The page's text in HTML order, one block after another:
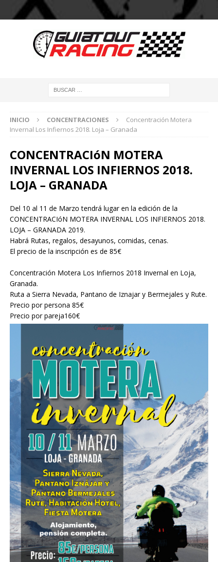
INICIO CONCENTRACIONES
Concentración Motera
Invernal Los Infiernos 2018. Loja – Granada
CONCENTRACIóN MOTERA
INVERNAL LOS INFIERNOS 2018.
LOJA – GRANADA
Del 10 al 11 de Marzo tendrá lugar en la edición de la
CONCENTRACIóN MOTERA INVERNAL LOS INFIERNOS 2018.
LOJA – GRANADA 2019.
Habrá Rutas, regalos, desayunos, comidas, cenas.
El precio de la inscripción es de 85€
Concentración Motera Los Infiernos 2018 Invernal en Loja,
Granada.
Ruta a Sierra Nevada, Pantano de Iznajar y Bermejales y Rute.
Precio por persona 85€
Precio por pareja160€